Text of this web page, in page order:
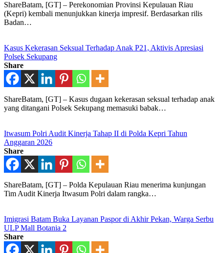
ShareBatam, [GT] – Perekonomian Provinsi Kepulauan Riau
(Kepri) kembali menunjukkan kinerja impresif. Berdasarkan rilis
Badan…
Kasus Kekerasan Seksual Terhadap Anak P21, Aktivis Apresiasi
Polsek Sekupang
Share
ShareBatam, [GT] – Kasus dugaan kekerasan seksual terhadap anak
yang ditangani Polsek Sekupang memasuki babak…
Itwasum Polri Audit Kinerja Tahap II di Polda Kepri Tahun
Anggaran 2026
Share
ShareBatam, [GT] – Polda Kepulauan Riau menerima kunjungan
Tim Audit Kinerja Itwasum Polri dalam rangka…
Imigrasi Batam Buka Layanan Paspor di Akhir Pekan, Warga Serbu
ULP Mall Botania 2
Share